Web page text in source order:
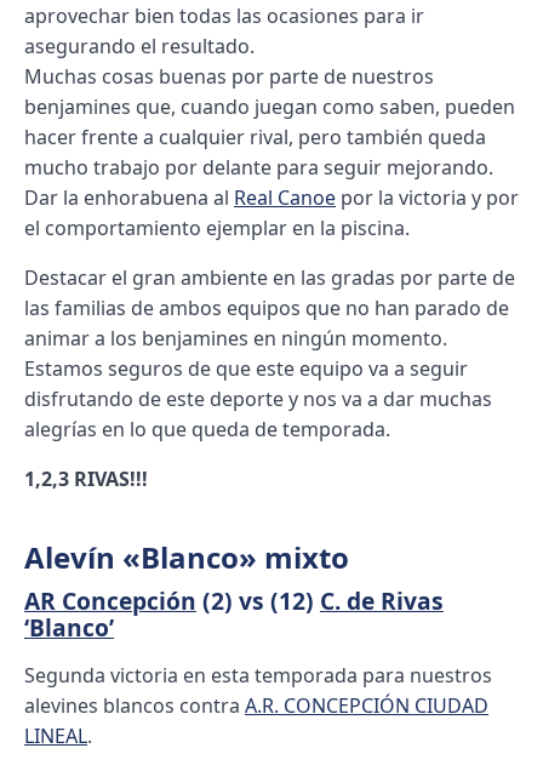
aprovechar bien todas las ocasiones para ir
asegurando el resultado.
Muchas cosas buenas por parte de nuestros
benjamines que, cuando juegan como saben, pueden
hacer frente a cualquier rival, pero también queda
mucho trabajo por delante para seguir mejorando.
Dar la enhorabuena al Real Canoe por la victoria y por
el comportamiento ejemplar en la piscina.
Destacar el gran ambiente en las gradas por parte de
las familias de ambos equipos que no han parado de
animar a los benjamines en ningún momento.
Estamos seguros de que este equipo va a seguir
disfrutando de este deporte y nos va a dar muchas
alegrías en lo que queda de temporada.
1,2,3 RIVAS!!!
Alevín «Blanco» mixto
AR Concepción (2) vs (12) C. de Rivas
‘Blanco’
Segunda victoria en esta temporada para nuestros
alevines blancos contra A.R. CONCEPCIÓN CIUDAD
LINEAL.